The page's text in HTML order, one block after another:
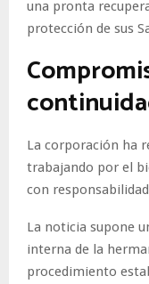
una pronta
protección de sus
La corporación ha
trabajando por el
con
La noticia supone
interna de la
procedimiento